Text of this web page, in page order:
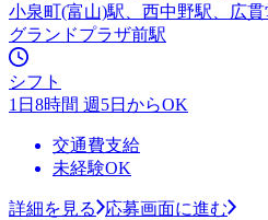
小泉町(富山)駅、西中野駅、広貫
グランドプラザ前駅
シフト
1日8時間 週5日からOK
交通費支給
未経験OK
詳細を見る
応募画面に進む